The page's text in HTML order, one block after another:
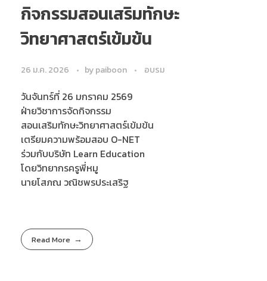
กิจกรรมสอนเสริมทักษะ
วิทยาศาสตร์เข้มข้น
26 ม.ค. 2026 bypaiboon อบรม
วันจันทร์ที่ 26 มกราคม 2569
ฝ่ายวิชาการจัดกิจกรรม
สอนเสริมทักษะวิทยาศาสตร์เข้มข้น
เตรียมความพร้อมสอบ O-NET
ร่วมกับบริษัท Learn Education
โดยวิทยากรครูพี่หมู
นายโสภณ วณิชพรประเสริฐ
Read More